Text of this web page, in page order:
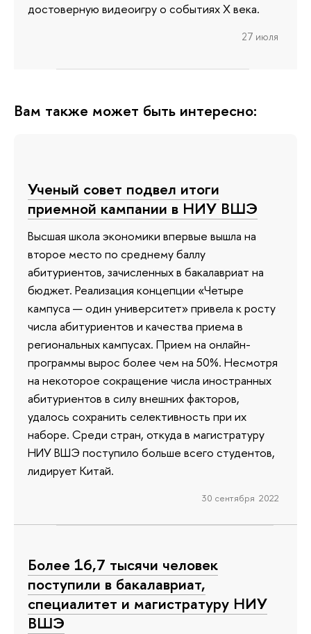
достоверную видеоигру о событиях X века.
27 июля
Вам также может быть интересно:
Ученый совет подвел итоги
приемной кампании в НИУ ВШЭ
Высшая школа экономики впервые вышла на
второе место по среднему баллу
абитуриентов, зачисленных в бакалавриат на
бюджет. Реализация концепции «Четыре
кампуса — один университет» привела к росту
числа абитуриентов и качества приема в
региональных кампусах. Прием на онлайн-
программы вырос более чем на 50%. Несмотря
на некоторое сокращение числа иностранных
абитуриентов в силу внешних факторов,
удалось сохранить селективность при их
наборе. Среди стран, откуда в магистратуру
НИУ ВШЭ поступило больше всего студентов,
лидирует Китай.
30 сентября 2022
Более 16,7 тысячи человек
поступили в бакалавриат,
специалитет и магистратуру НИУ
ВШЭ